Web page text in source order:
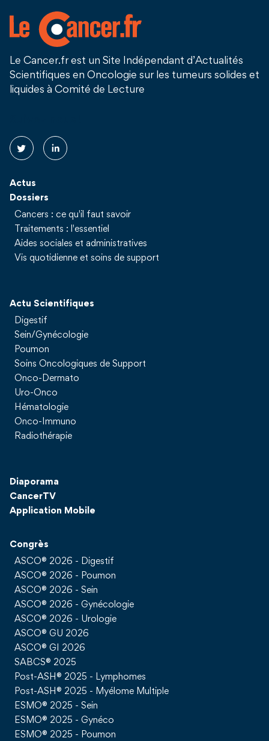
Le Cancer.fr est un Site Indépendant d’Actualités
Scientifiques en Oncologie sur les tumeurs solides et
liquides à Comité de Lecture
Actus
Dossiers
Cancers : ce qu'il faut savoir
Traitements : l'essentiel
Aides sociales et administratives
Vis quotidienne et soins de support
Actu Scientifiques
Digestif
Sein/Gynécologie
Poumon
Soins Oncologiques de Support
Onco-Dermato
Uro-Onco
Hématologie
Onco-Immuno
Radiothérapie
Diaporama
CancerTV
Application Mobile
Congrès
ASCO® 2026 - Digestif
ASCO® 2026 - Poumon
ASCO® 2026 - Sein
ASCO® 2026 - Gynécologie
ASCO® 2026 - Urologie
ASCO® GU 2026
ASCO® GI 2026
SABCS® 2025
Post-ASH® 2025 - Lymphomes
Post-ASH® 2025 - Myélome Multiple
ESMO® 2025 - Sein
ESMO® 2025 - Gynéco
ESMO® 2025 - Poumon